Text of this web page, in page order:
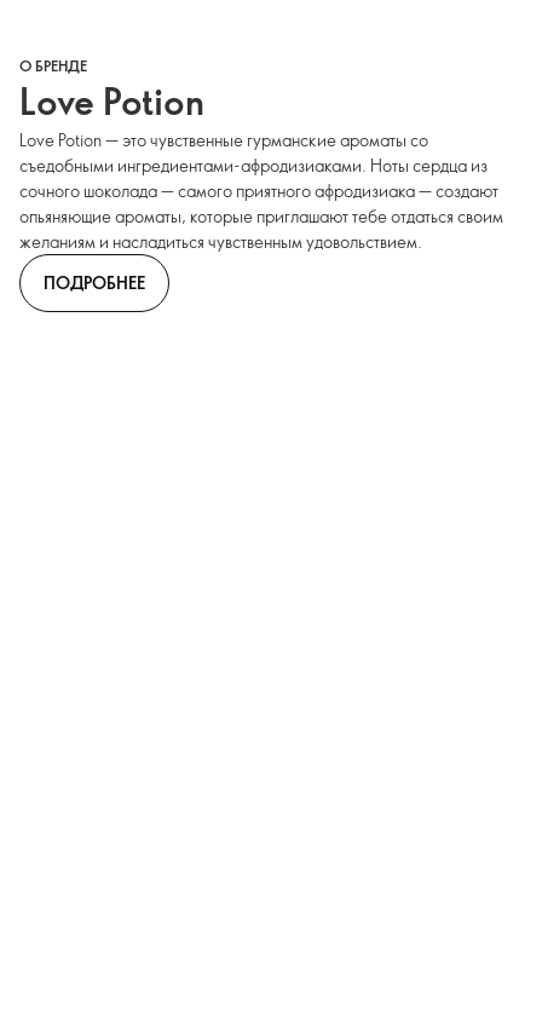
О БРЕНДЕ
Love Potion
Love Potion — это чувственные гурманские ароматы со
съедобными ингредиентами-афродизиаками. Ноты сердца из
сочного шоколада — самого приятного афродизиака — создают
опьяняющие ароматы, которые приглашают тебе отдаться своим
желаниям и насладиться чувственным удовольствием.
ПОДРОБНЕЕ